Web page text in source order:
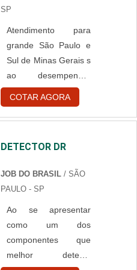
podem utilizar o
aparelho para inserir
garrafas vazias de
medicamentos,
seringas usadas e
itens de curativos já
utilizados. Como, os
SP
Atendimento para
grande São Paulo e
Sul de Minas Gerais s
ao desempenhar
suas funções, é
fundamental que
assistência técnica de
seja sinalizada e,
aparelhos necessitam
para voltar a operar
corretamente,
fornecendo
COTAR AGORA
DETECTOR DR
JOB DO BRASIL / SÃO
PAULO - SP
Ao se apresentar
como um dos
componentes que
melhor detecta